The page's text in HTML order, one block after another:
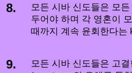
8.
모든 시바 신도들은 모
두어야 하며 각 영혼이
때까지 계속 윤회한다는
9.
모든 시바 신도들은 고